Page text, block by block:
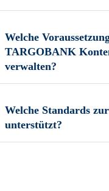
Welche
TARGOBANK
verwalten?
Welche Standards
unterstützt?